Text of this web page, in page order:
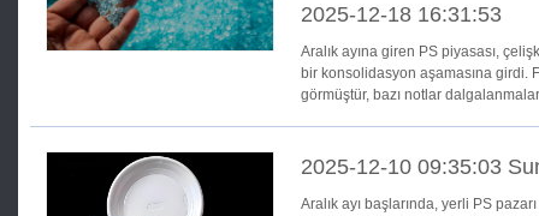
2025-12-18 16:31:53
Aralık ayına giren PS piyasası,
bir konsolidasyon aşamasına girdi.
görmüştür, bazı notlar
2025-12-10 09:35:03
Aralık ayı başlarında, yerli PS